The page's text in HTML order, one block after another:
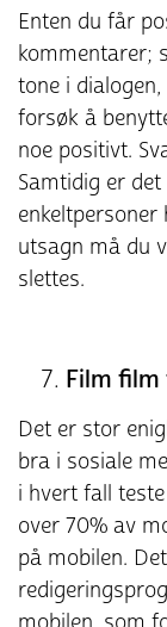
Enten du får
kommentarer;
tone i
forsøk å
noe positivt.
Samtidig er
utsagn må du
slettes.
Film
Det er stor
bra i sosiale
i hvert fall
over 70% av
på mobilen.